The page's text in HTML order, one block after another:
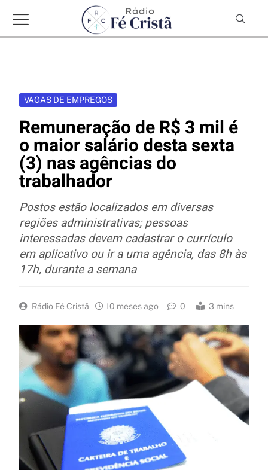
VAGAS DE EMPREGOS
Remuneração de R$ 3 mil é
o maior salário desta sexta
(3) nas agências do
trabalhador
Postos estão localizados em diversas
regiões administrativas; pessoas
interessadas devem cadastrar o currículo
em aplicativo ou ir a uma agência, das 8h às
17h, durante a semana
Rádio Fé Cristã 10 meses ago 0 3 mins